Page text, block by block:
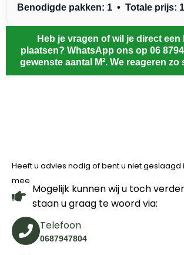
Benodigde pakken: 1 • Totale prijs:
Heb je vragen of wil je direct een
plaatsen? WhatsApp ons op 06
gewenste aantal M². We reageren
Heeft u advies nodig of bent u niet
mee.
Mogelijk kunnen wij u toch
staan u graag te woord via:
Telefoon
0687947804